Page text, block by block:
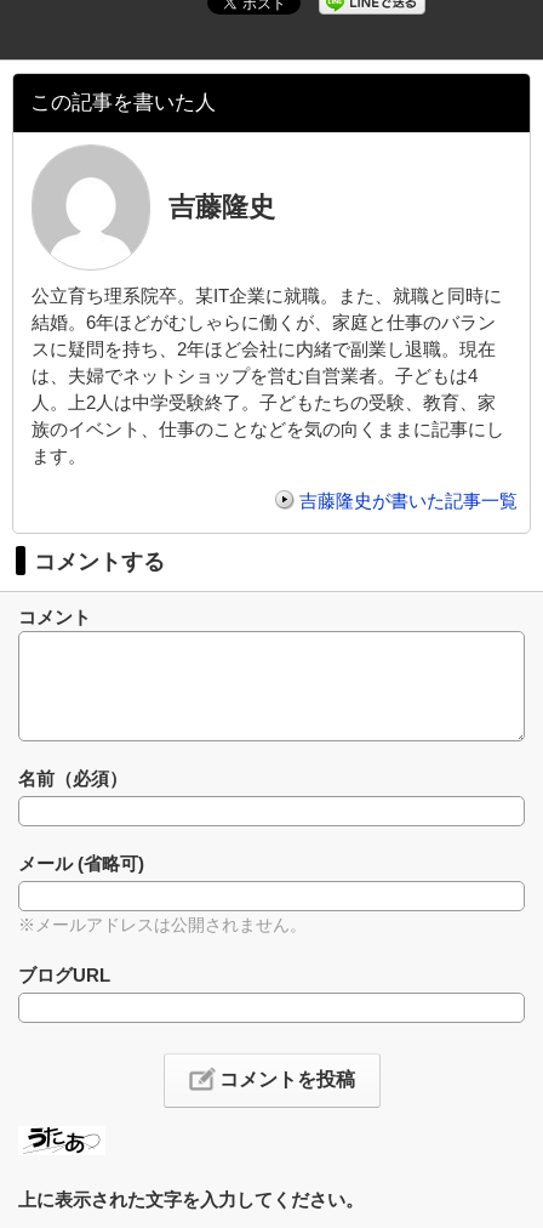
この記事を書いた人
吉藤隆史
公立育ち理系院卒。某IT企業に就職。また、就職と同時に
結婚。6年ほどがむしゃらに働くが、家庭と仕事のバラン
スに疑問を持ち、2年ほど会社に内緒で副業し退職。現在
は、夫婦でネットショップを営む自営業者。子どもは4
人。上2人は中学受験終了。子どもたちの受験、教育、家
族のイベント、仕事のことなどを気の向くままに記事にし
ます。
吉藤隆史が書いた記事一覧
コメントする
コメント
名前（必須）
メール (省略可)
※メールアドレスは公開されません。
ブログURL
上に表示された文字を入力してください。